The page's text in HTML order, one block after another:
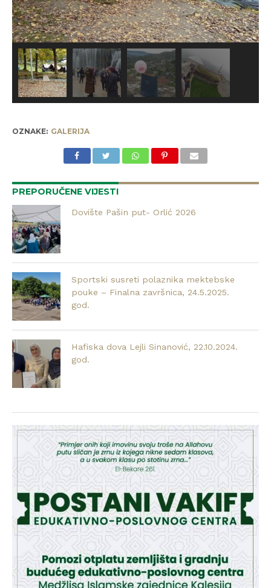
OZNAKE: GALERIJA
PREPORUČENE VIJESTI
Dovište Pašin put- Orlić 2026
Sportski susreti polaznika mektebske
pouke – Finalna završnica, 24.5.2025.
god.
Hafiska dova Lejli Sinanović, 22.10.2024.
god.